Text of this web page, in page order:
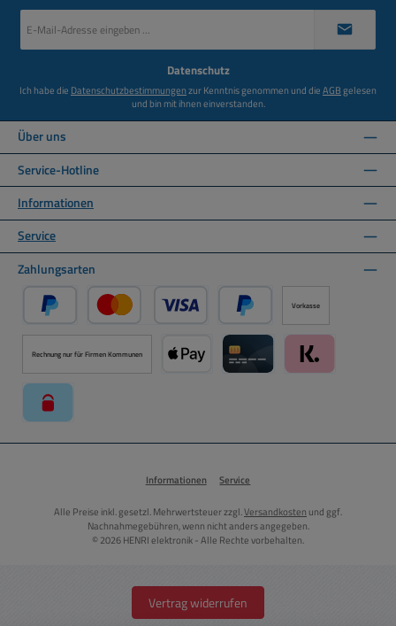
Mail-
Datenschutz
Ich habe die Datenschutzbestimmungenzur Kenntnis genommen und dieAGBgelesen
und bin mit ihnen einverstanden.
Über uns
Service-Hotline
Informationen
Service
Zahlungsarten
PayPal Kredit- oder Debitkarte über PayPal
Später Bezahlen über PayPal
Vorkasse
Rechnung nur für Firmen Kommunen
Informationen Service
Alle Preise inkl. gesetzl. Mehrwertsteuer zzgl.Versandkosten und ggf.
Nachnahmegebühren, wenn nicht anders angegeben.
© 2026 HENRI elektronik - Alle Rechte vorbehalten.
Vertrag widerrufen